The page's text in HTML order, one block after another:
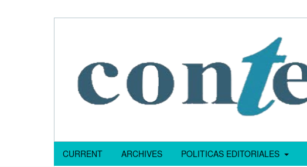
CURRENT ARCHIVES POLITICAS EDITORIALES